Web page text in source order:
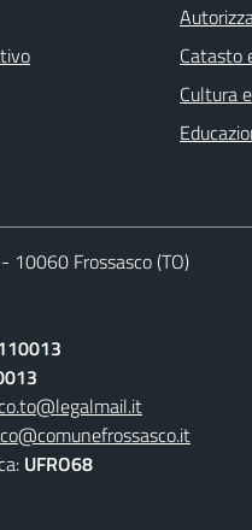
Catasto
Cultura
10060 Frossasco (TO)
UFRO68